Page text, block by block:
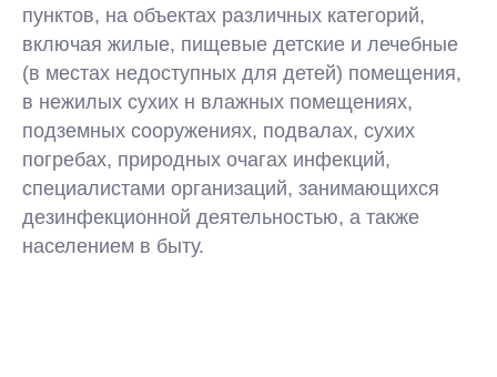
пунктов, на объектах различных категорий,
включая жилые, пищевые детские и лечебные
(в местах недоступных для детей) помещения,
в нежилых сухих н влажных помещениях,
подземных сооружениях, подвалах, сухих
погребах, природных очагах инфекций,
специалистами организаций, занимающихся
дезинфекционной деятельностью, а также
населением в быту.